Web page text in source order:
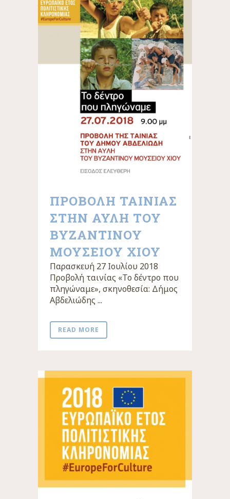
ΠΡΟΒΟΛΗ ΤΑΙΝΙΑΣ
ΣΤΗΝ ΑΥΛΗ ΤΟΥ
ΒΥΖΑΝΤΙΝΟΥ
ΜΟΥΣΕΙΟΥ ΧΙΟΥ
Παρασκευή 27 Ιουλίου 2018
Προβολή ταινίας «Το δέντρο που
πληγώναμε», σκηνοθεσία: Δήμος
Αβδελιώδης ...
READ MORE